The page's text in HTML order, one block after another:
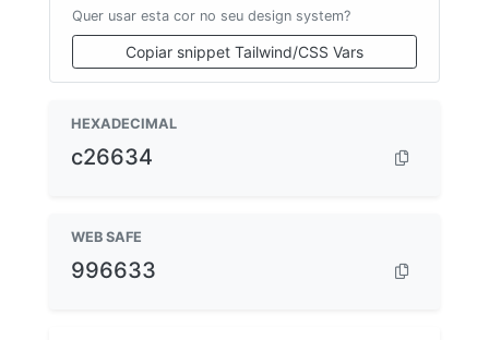
Quer usar esta cor no seu design system?
Copiar snippet Tailwind/CSS Vars
HEXADECIMAL
c26634
WEB SAFE
996633